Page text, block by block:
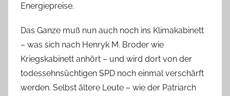
Energiepreise.
Das Ganze muß nun auch noch ins Klimakabinett
– was sich nach Henryk M. Broder wie
Kriegskabinett anhört – und wird dort von der
todessehnsüchtigen SPD noch einmal verschärft
werden. Selbst ältere Leute – wie der Patriarch